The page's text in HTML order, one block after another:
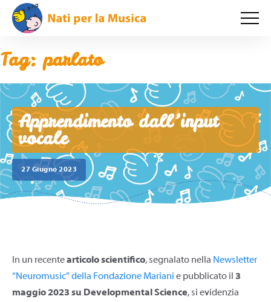
Tag:parlato
Apprendimento dall’input
vocale
27 Giugno 2023
In un recentearticolo scientifico, segnalato nella Newsletter
“Neuromusic” della Fondazione Mariani e pubblicato il 3
maggio 2023 su Developmental Science, si evidenzia